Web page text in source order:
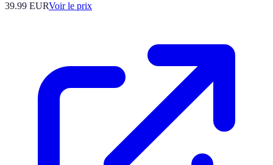
39.99 EURVoir le prix